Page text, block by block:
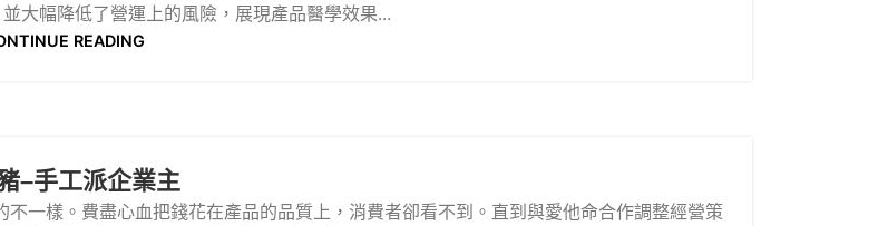
大幅降低了營運上的風險，展現產品醫學效果...
READING
–手工派企業主
一樣。費盡心血把錢花在產品的品質上，消費者卻看不到。直到與愛他命合作調整經營策